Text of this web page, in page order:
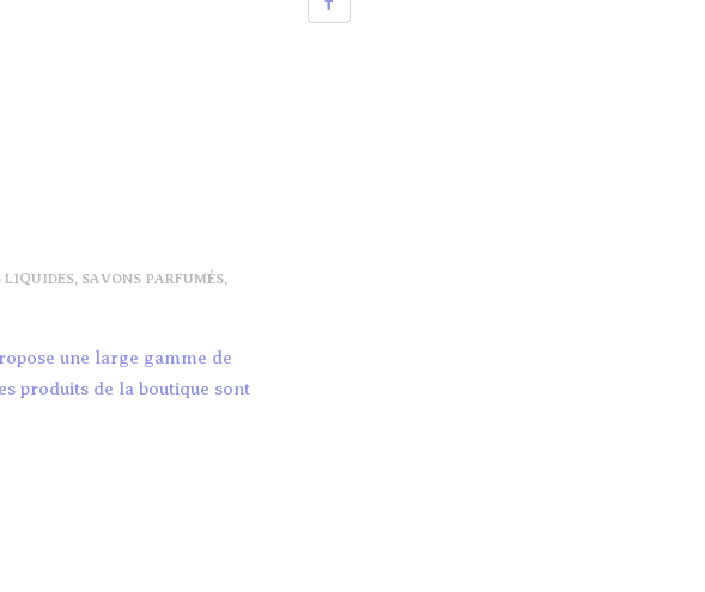
LIQUIDES, SAVONS PARFUMÉS,
une large gamme de
produits de la boutique sont